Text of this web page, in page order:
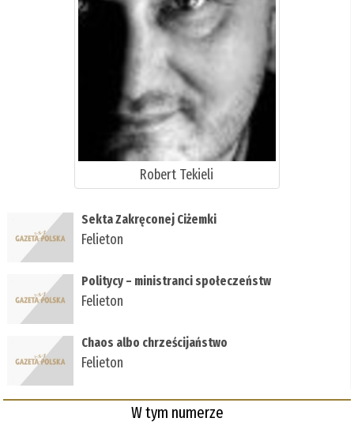
Robert Tekieli
Sekta Zakręconej Ciżemki
Felieton
Politycy – ministranci społeczeństw
Felieton
Chaos albo chrześcijaństwo
Felieton
W tym numerze